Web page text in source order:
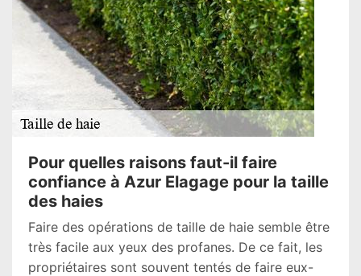
Pour quelles raisons faut-il faire
confiance à Azur Elagage pour la taille
des haies
Faire des opérations de taille de haie semble être
très facile aux yeux des profanes. De ce fait, les
propriétaires sont souvent tentés de faire eux-